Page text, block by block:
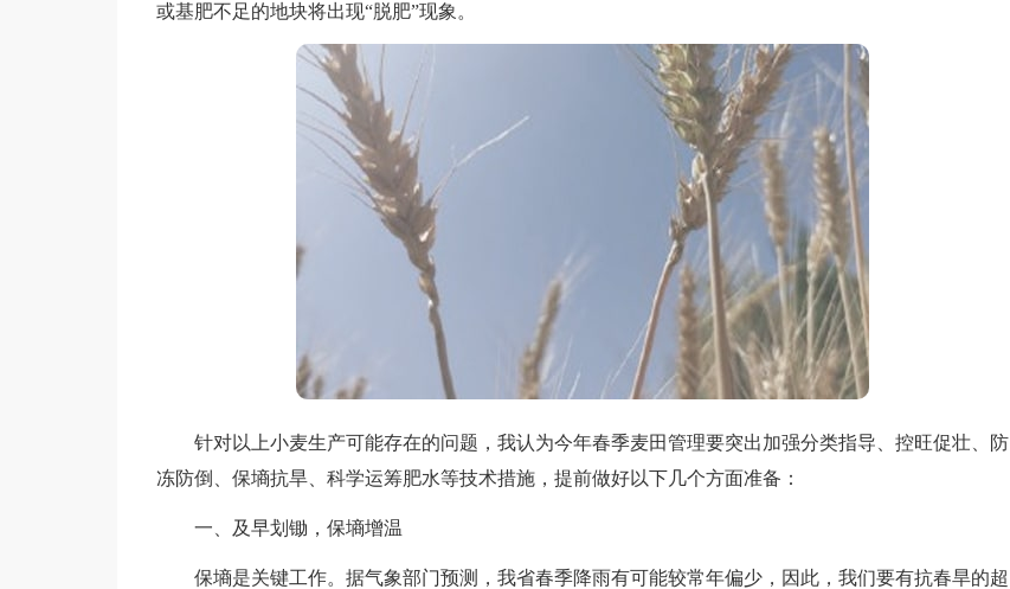
或基肥不足的地块将出现“脱肥”现象。
针对以上小麦生产可能存在的问题，我认为今年春季麦田管理要突出加强分类指导、控旺促壮、防
冻防倒、保墒抗旱、科学运筹肥水等技术措施，提前做好以下几个方面准备：
一、及早划锄，保墒增温
保墒是关键工作。据气象部门预测，我省春季降雨有可能较常年偏少，因此，我们要有抗春旱的超